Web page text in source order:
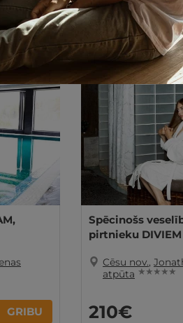
Kontakti Noteikumi
kartes TOP piedāvājumus
GRIBU
Spēcinošs
pirtnieku DIVIEM
Cēsu nov.,
atpūta ★ ★ ★ ★ ★
210€